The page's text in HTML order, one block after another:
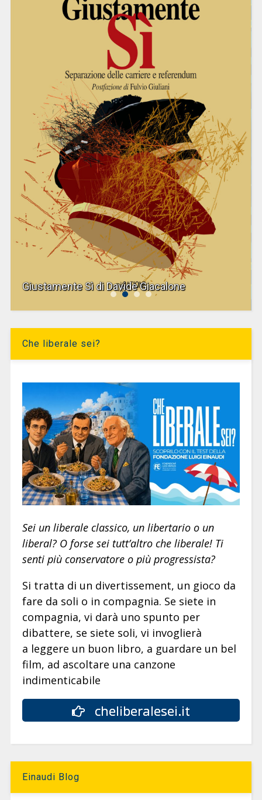
Giustamente Sì di Davide Giacalone
Che liberale sei?
Sei un liberale classico, un libertario o un
liberal? O forse sei tutt’altro che liberale! Ti
senti più conservatore o più progressista?
Si tratta di un divertissement, un gioco da
fare da soli o in compagnia. Se siete in
compagnia, vi darà uno spunto per
dibattere, se siete soli, vi invoglierà
a leggere un buon libro, a guardare un bel
film, ad ascoltare una canzone
indimenticabile
cheliberalesei.it
Einaudi Blog